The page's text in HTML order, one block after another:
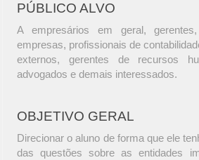
PÚBLICO ALVO
A empresários em geral,
empresas, profissionais de
externos, gerentes de recursos
advogados e demais interessados.
OBJETIVO GERAL
Direcionar o aluno de forma que ele
das questões sobre as entidades